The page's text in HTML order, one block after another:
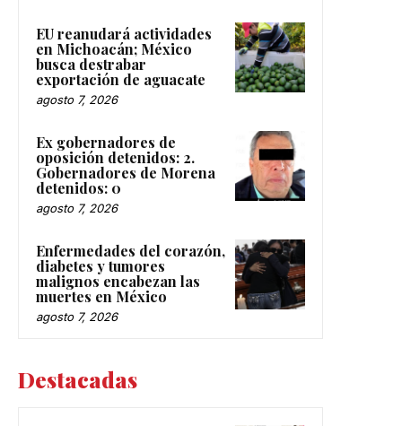
EU reanudará actividades
en Michoacán; México
busca destrabar
exportación de aguacate
agosto 7, 2026
Ex gobernadores de
oposición detenidos: 2.
Gobernadores de Morena
detenidos: 0
agosto 7, 2026
Enfermedades del corazón,
diabetes y tumores
malignos encabezan las
muertes en México
agosto 7, 2026
Destacadas